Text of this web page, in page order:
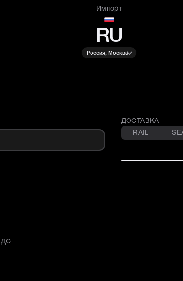
Импорт
RU
Россия, Москва
ДОСТАВКА
RAIL